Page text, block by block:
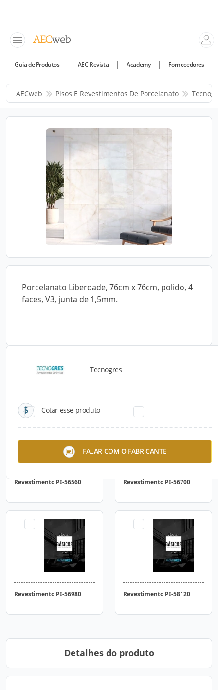
Guia de Produtos AEC Revista Academy Fornecedores
AECweb Pisos E Revestimentos De Porcelanato
Porcelanato Liberdade, 76cm x 76cm, polido, 4
faces, V3, junta de 1,5mm.
Tecnogres
Cotar esse produto
FALAR COM O FABRICANTE
Catálogos para Download
Revestimento PI-56560 Revestimento PI-56700
Revestimento PI-56980 Revestimento PI-58120
Detalhes do produto